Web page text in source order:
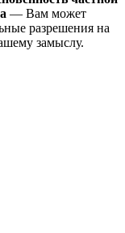
— Вам может
разрешения на
замыслу.